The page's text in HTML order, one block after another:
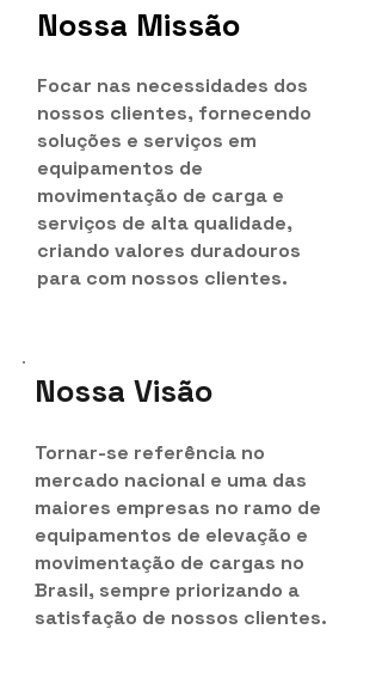
Nossa Missão
Focar nas necessidades dos
nossos clientes, fornecendo
soluções e serviços em
equipamentos de
movimentação de carga e
serviços de alta qualidade,
criando valores duradouros
para com nossos clientes.
Nossa Visão
Tornar-se referência no
mercado nacional e uma das
maiores empresas no ramo de
equipamentos de elevação e
movimentação de cargas no
Brasil, sempre priorizando a
satisfação de nossos clientes.